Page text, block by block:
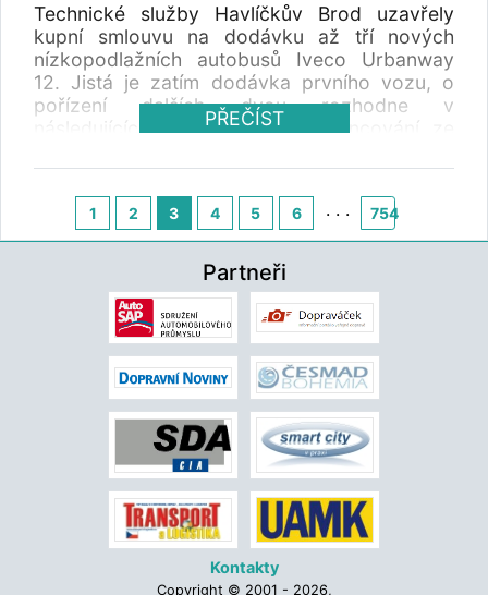
Technické služby Havlíčkův Brod uzavřely
kupní smlouvu na dodávku až tří nových
nízkopodlažních autobusů Iveco Urbanway
12. Jistá je zatím dodávka prvního vozu, o
pořízení dalších dvou rozhodne v
následujících letech zajištění financování ze
PŘEČÍST
1 2 3 4 5 6 . . . 754
Partneři
Kontakty
Copyright © 2001 - 2026,